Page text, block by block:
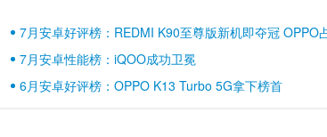
7月安卓好评榜：REDMI K90至尊版新机即夺冠 OPPO
壁江山
7月安卓性能榜：iQOO成功卫冕
6月安卓好评榜：OPPO K13 Turbo 5G拿下榜首